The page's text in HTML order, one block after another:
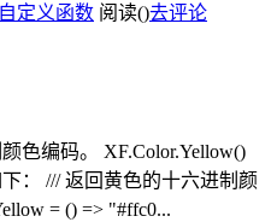
自定义函数 阅读()去评论
色编码。 XF.Color.Yellow()
： /// 返回黄色的十六进制颜
= () => "#ffc0...